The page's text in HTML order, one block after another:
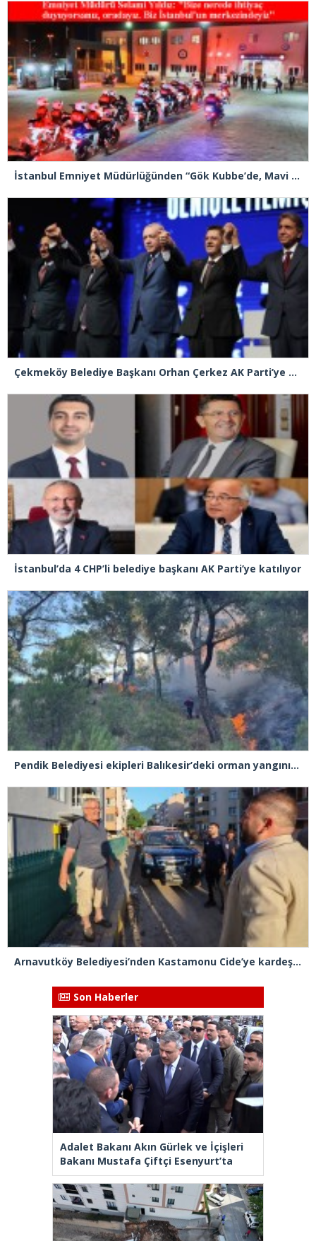
İstanbul Emniyet Müdürlüğünden “Gök Kubbe’de, Mavi Vatan’da, Şanlı Topraklarda: İstanbul Emniyeti Her Yerde” paylaşımı
Çekmeköy Belediye Başkanı Orhan Çerkez AK Parti’ye katıldı
İstanbul’da 4 CHP’li belediye başkanı AK Parti’ye katılıyor
Pendik Belediyesi ekipleri Balıkesir’deki orman yangınına müdahale ediyor
Arnavutköy Belediyesi’nden Kastamonu Cide’ye kardeşlik eli
Son Haberler
Adalet Bakanı Akın Gürlek ve İçişleri
Bakanı Mustafa Çiftçi Esenyurt’ta